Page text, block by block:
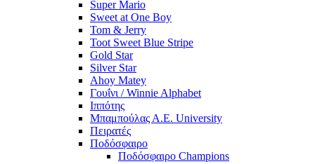
Super Mario
Sweet at One Boy
Tom & Jerry
Toot Sweet Blue Stripe
Gold Star
Silver Star
Ahoy Matey
Γουΐνι / Winnie Alphabet
Ιππότης
Μπαμπούλας Α.Ε. University
Πειρατές
Ποδόσφαιρο
Ποδόσφαιρο Champions